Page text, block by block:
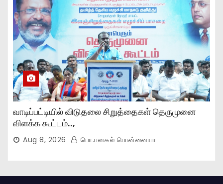
வாடிப்பட்டியில் விடுதலை சிறுத்தைகள் தெருமுனை
விளக்க கூட்டம்..,
Aug 8, 2026 பொ.பனகல் பொன்னையா